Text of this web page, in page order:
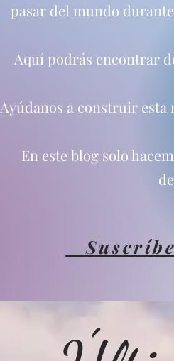
pasar del mundo
Aquí podrás encontrar
Ayúdanos a construir esta
En este blog solo